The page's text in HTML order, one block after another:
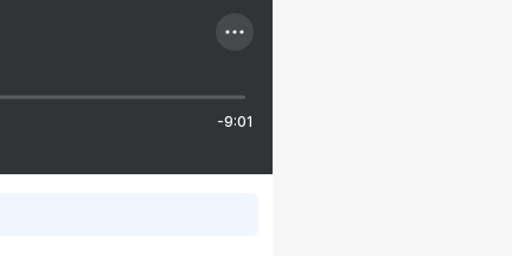
-9:01